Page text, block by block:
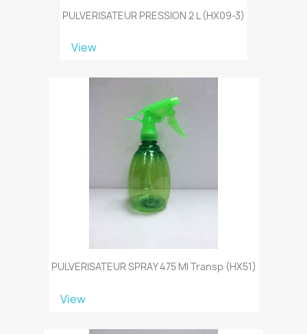
PULVERISATEUR PRESSION 2 L (HX09-3)
View
PULVERISATEUR SPRAY 475 Ml Transp (HX51)
View